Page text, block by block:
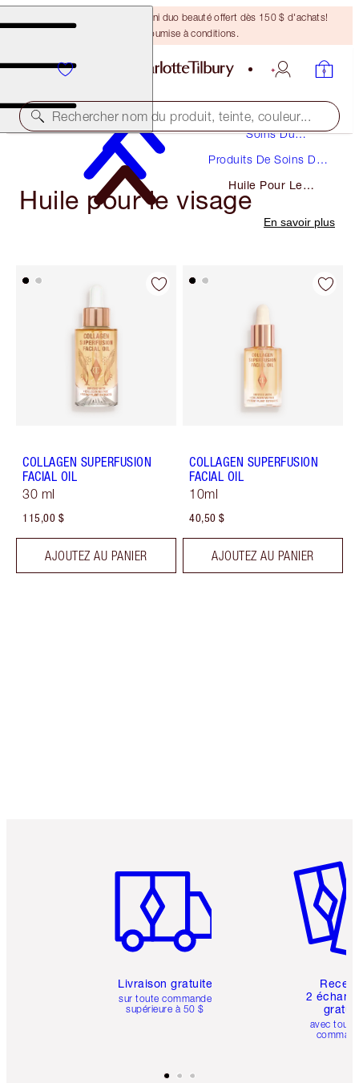
DERNIÈRE CHANCE ! Un mini duo beauté offert dès 150 $ d'achats!
Offre soumise à conditions.
Rechercher nom du produit, teinte, couleur...
Soins Du
Produits De Soins Du
Huile Pour Le
Visage
Huile pour le visage
En savoir plus
COLLAGEN SUPERFUSION
FACIAL OIL
30 ml
115,00 $
AJOUTEZ AU PANIER
COLLAGEN SUPERFUSION
FACIAL OIL
10ml
40,50 $
AJOUTEZ AU PANIER
Livraison gratuite
sur toute commande
supérieure à 50 $
2
avec